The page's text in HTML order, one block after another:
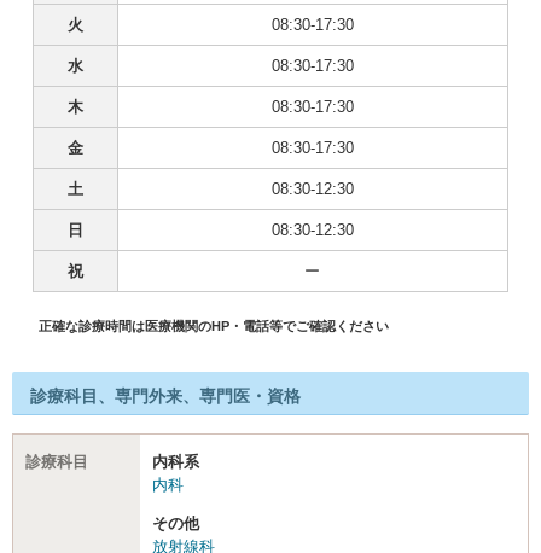
火 08:30-17:30
水 08:30-17:30
木 08:30-17:30
金 08:30-17:30
土 08:30-12:30
日 08:30-12:30
祝 ー
正確な診療時間は医療機関のHP・電話等でご確認ください
診療科目、専門外来、専門医・資格
診療科目
内科系
内科
その他
放射線科